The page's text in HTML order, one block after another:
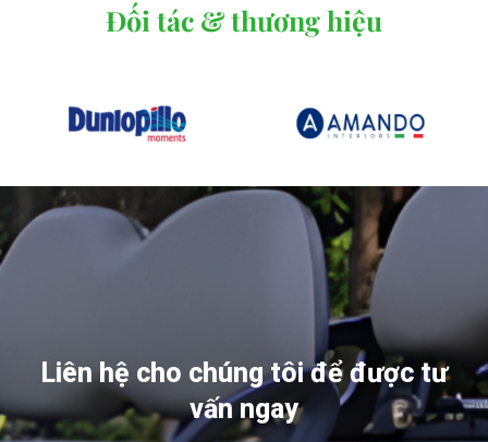
Đối tác & thương hiệu
Liên hệ cho chúng tôi để được tư
vấn ngay